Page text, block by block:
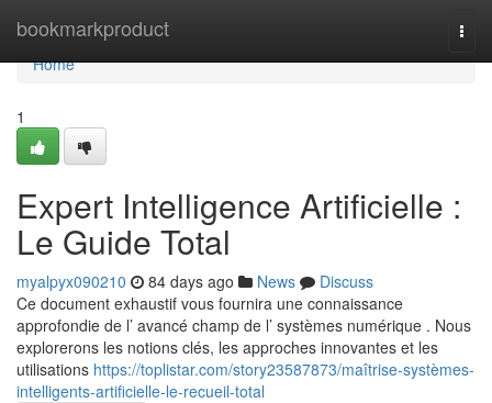
bookmarkproduct
Home
Home
1
Expert Intelligence Artificielle :
Le Guide Total
myalpyx090210 84 days ago News
Discuss
Ce document exhaustif vous fournira une connaissance
approfondie de l’ avancé champ de l’ systèmes numérique . Nous
explorerons les notions clés, les approches innovantes et les
utilisations https://toplistar.com/story23587873/maîtrise-systèmes-
intelligents-artificielle-le-recueil-total